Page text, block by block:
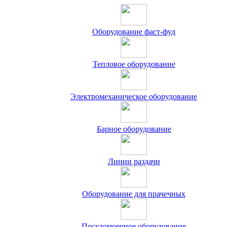
Оборудование фаст-фуд
Тепловое оборудование
Электромеханическое оборудование
Барное оборудование
Линии раздачи
Оборудование для прачечных